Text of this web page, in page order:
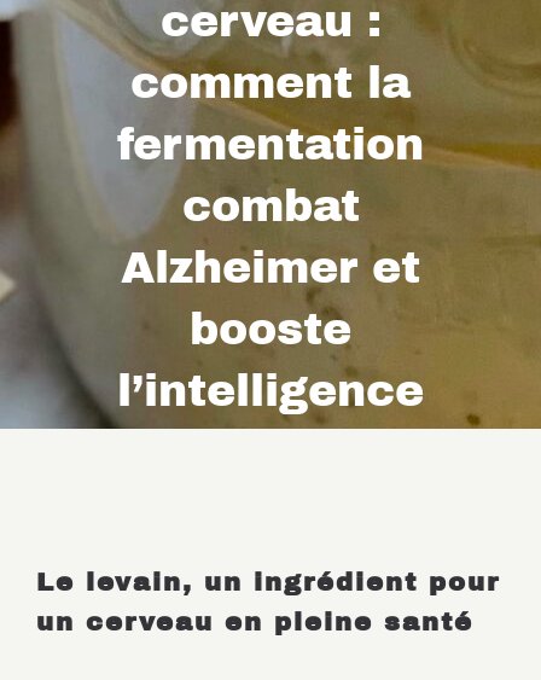
cerveau :
comment la
fermentation
combat
Alzheimer et
booste
l’intelligence
Le levain, un ingrédient pour
un cerveau en pleine santé